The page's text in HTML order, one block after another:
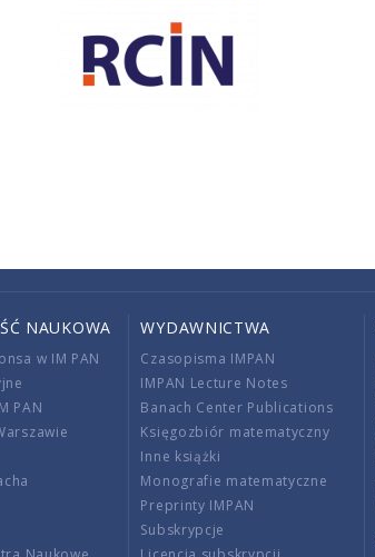
NAUKOWA
w IM PAN
PAN
WYDAWNICTWA
Czasopisma IMPAN
IMPAN Lecture Notes
Banach Center Publications
Księgozbiór matematyczny
Inne książki
Monografie matematyczne
Preprinty IMPAN
Subskrypcje